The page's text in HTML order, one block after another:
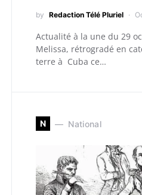
by Redaction Télé Pluriel
Actualité à la une du 29
Melissa, rétrogradé en
terre à Cuba ce…
N National